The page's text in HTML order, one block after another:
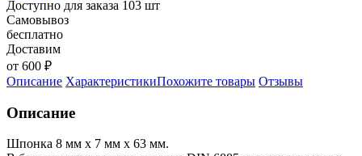
Доступно для заказа 103 шт
Самовывоз
бесплатно
Доставим
от 600 ₽
Описание ХарактеристикиПохожите товары Отзывы
Описание
Шпонка 8 мм х 7 мм х 63 мм.